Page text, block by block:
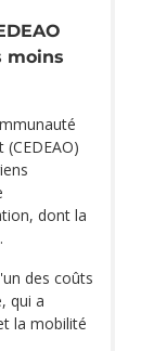
moins
dont la
des coûts
qui a
la mobilité